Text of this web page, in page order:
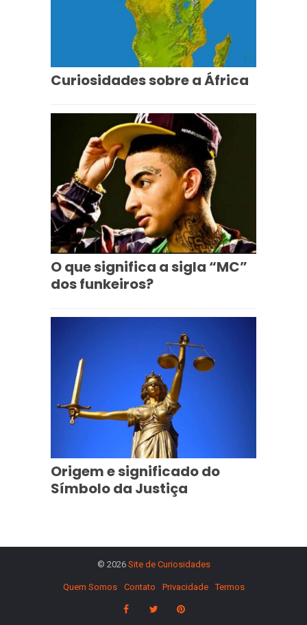
Curiosidades sobre a África
O que significa a sigla “MC”
dos funkeiros?
Origem e significado do
Símbolo da Justiça
© 2026 Site de Curiosidades
Quem Somos Contato Privacidade Termos